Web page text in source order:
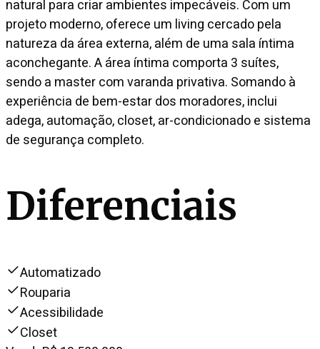
natural para criar ambientes impecáveis. Com um
projeto moderno, oferece um living cercado pela
natureza da área externa, além de uma sala íntima
aconchegante. A área íntima comporta 3 suítes,
sendo a master com varanda privativa. Somando à
experiência de bem-estar dos moradores, inclui
adega, automação, closet, ar-condicionado e sistema
de segurança completo.
Diferenciais
Automatizado
Rouparia
Acessibilidade
Closet